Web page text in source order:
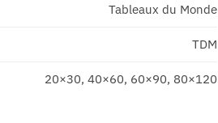
Tableaux du Monde
TDM
20×30, 40×60, 60×90, 80×120